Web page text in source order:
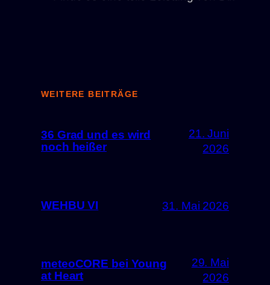
WEITERE BEITRÄGE
36 Grad und es wird
noch heißer
21. Juni
2026
WEHBU VI 31. Mai 2026
meteoCORE bei Young
at Heart
29. Mai
2026